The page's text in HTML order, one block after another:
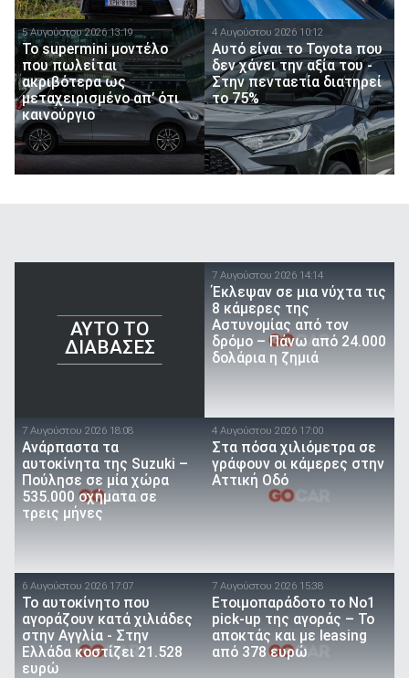
5 Αυγούστου 2026 13:19
Το supermini μοντέλο
που πωλείται
ακριβότερα ως
μεταχειρισμένο απ’ ότι
καινούργιο
4 Αυγούστου 2026 10:12
Αυτό είναι το Toyota που
δεν χάνει την αξία του -
Στην πενταετία διατηρεί
το 75%
AYTO TO
ΔΙΑΒΑΣΕΣ
7 Αυγούστου 2026 14:14
Έκλεψαν σε μια νύχτα τις
8 κάμερες της
Αστυνομίας από τον
δρόμο – Πάνω από 24.000
δολάρια η ζημιά
7 Αυγούστου 2026 18:08
Ανάρπαστα τα
αυτοκίνητα της Suzuki –
Πούλησε σε μία χώρα
535.000 οχήματα σε
τρεις μήνες
4 Αυγούστου 2026 17:00
Στα πόσα χιλιόμετρα σε
γράφουν οι κάμερες στην
Αττική Οδό
6 Αυγούστου 2026 17:07
To αυτοκίνητο που
αγοράζουν κατά χιλιάδες
στην Αγγλία - Στην
Ελλάδα κοστίζει 21.528
ευρώ
7 Αυγούστου 2026 15:38
Ετοιμοπαράδοτο το Νο1
pick-up της αγοράς – Το
αποκτάς και με leasing
από 378 ευρώ